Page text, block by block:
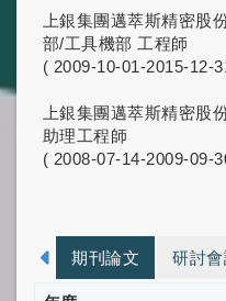
上銀集團邁萃斯精密股
部/工具機部 工程師
( 2009-10-01-2015-12-
上銀集團邁萃斯精密股
助理工程師
( 2008-07-14-2009-09-
期刊論文 研討會